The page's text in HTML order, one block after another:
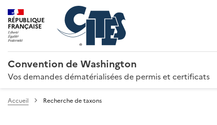
RÉPUBLIQUE
FRANÇAISE
Convention de Washington
Vos demandes dématérialisées de permis et certificats
Accueil Recherche de taxons